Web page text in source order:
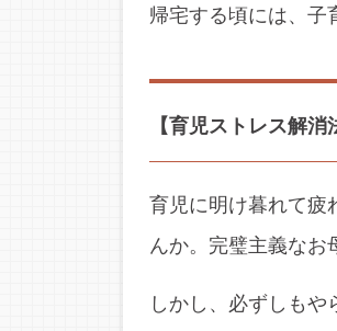
帰宅する頃には、子
【育児ストレス解
育児に明け暮れて疲
んか。完璧主義なお
しかし、必ずしも